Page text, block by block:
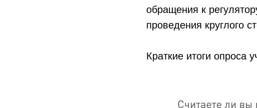
обращения к
проведения круглого
Краткие итоги опроса